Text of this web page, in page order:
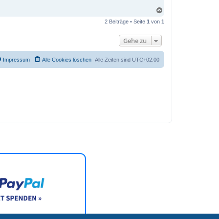
c
2 Beiträge • Seite 1 von 1
Gehe zu
Alle Zeiten sind UTC+02:00
Alle Cookies löschen
Impressum